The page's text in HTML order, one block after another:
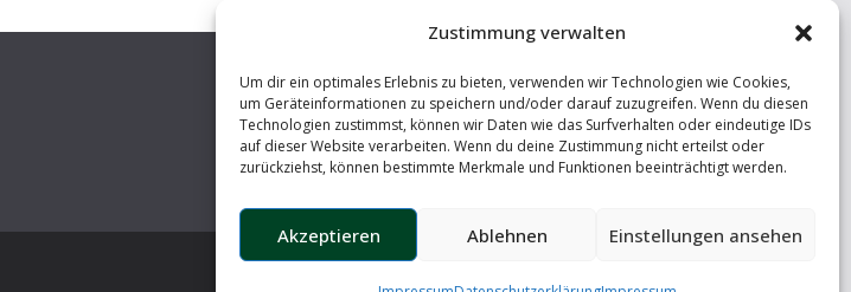
Zustimmung verwalten
Um dir ein optimales Erlebnis zu bieten, verwenden wir Technologien wie Cookies,
um Geräteinformationen zu speichern und/oder darauf zuzugreifen. Wenn du diesen
Technologien zustimmst, können wir Daten wie das Surfverhalten oder eindeutige IDs
auf dieser Website verarbeiten. Wenn du deine Zustimmung nicht erteilst oder
zurückziehst, können bestimmte Merkmale und Funktionen beeinträchtigt werden.
Akzeptieren Ablehnen Einstellungen ansehen